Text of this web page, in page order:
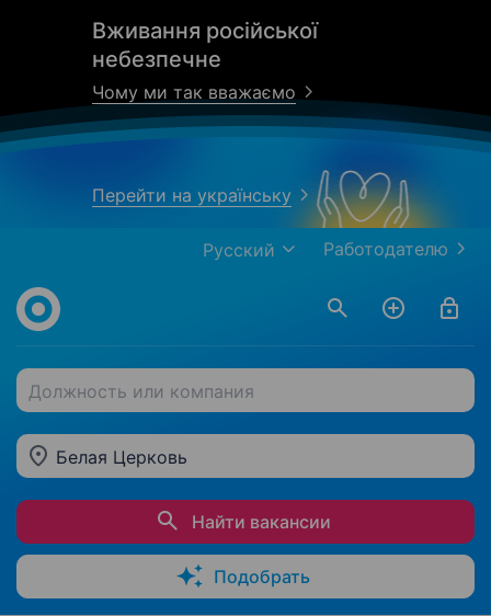
Вживання російської
небезпечне
Чому ми так вважаємо
Перейти на українську
Работодателю
Русский
Должность или компания
Белая Церковь
Найти вакансии
Подобрать